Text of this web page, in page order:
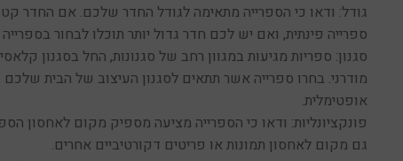
גודל: ודאו כי הספרייה מתאימה לגודל החדר שלכם. אם החדר
ספרייה פינתית, ואם יש לכם חדר גדול יותר תוכלו לבחור
סגנון: ספריות מגיעות במגוון רחב של סגנונות, החל בסגנון
מודרני. בחרו ספרייה אשר תתאים לסגנון העיצוב של הבית
אופטימלית.
פונקציונליות: ודאו כי הספרייה מציעה מספיק מקום לאחסון
גם מקום לאחסון תמונות או פריטים דקורטיביים אחרים.